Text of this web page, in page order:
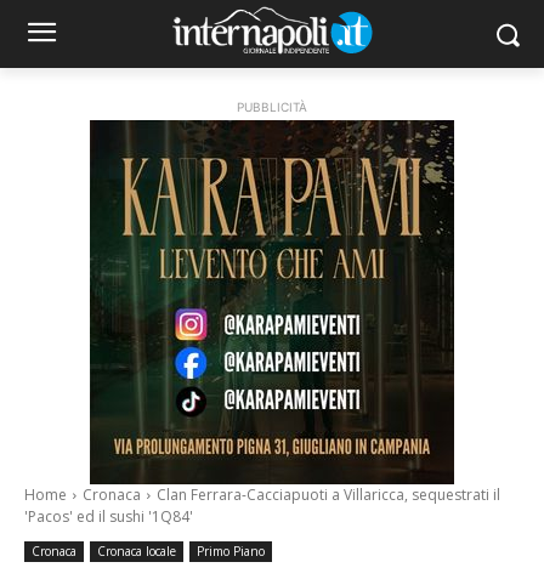
PUBBLICITÀ
Home Cronaca
Clan Ferrara-Cacciapuoti a Villaricca, sequestrati il
'Pacos' ed il sushi '1Q84'
Cronaca Cronaca locale Primo Piano